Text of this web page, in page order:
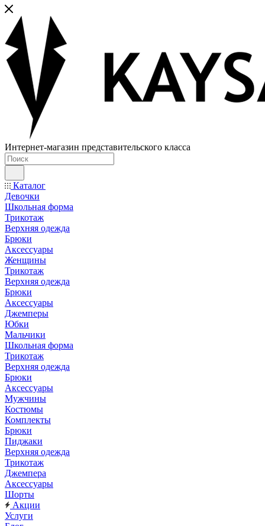
Интернет-магазин представительского класса
Каталог
Девочки
Школьная форма
Трикотаж
Верхняя одежда
Брюки
Аксессуары
Женщины
Трикотаж
Верхняя одежда
Брюки
Аксессуары
Джемперы
Юбки
Мальчики
Школьная форма
Трикотаж
Верхняя одежда
Брюки
Аксессуары
Мужчины
Костюмы
Комплекты
Брюки
Пиджаки
Верхняя одежда
Трикотаж
Джемпера
Аксессуары
Шорты
Акции
Услуги